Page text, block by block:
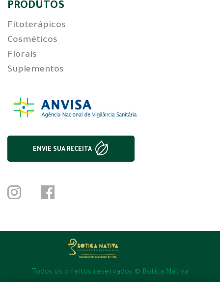
PRODUTOS
Fitoterápicos
Cosméticos
Florais
Suplementos
ENVIE SUA RECEITA
Todos os direitos reservados © Botica Nativa